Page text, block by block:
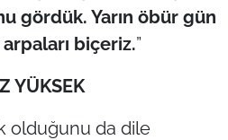
gördük. Yarın öbür gün
biçeriz.”
YÜKSEK
olduğunu da dile